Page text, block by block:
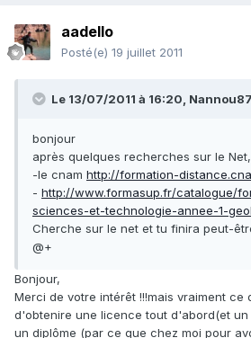
aadello
Posté(e) 19 juillet 2011
Le 13/07/2011 à 16:20,
bonjour
après quelques recherches sur le
-le cnam http://formation-
- http://www.formasup.fr/catalogue/
sciences-et-technologie-annee-1-
Cherche sur le net et tu finira peut-
@+
Bonjour,
Merci de votre intérêt !!!mais vraiment
d'obtenire une licence tout d'abord(et un
un diplôme (par ce que chez moi pour